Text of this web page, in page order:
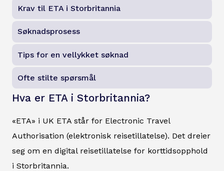
Krav til ETA i Storbritannia
Søknadsprosess
Tips for en vellykket søknad
Ofte stilte spørsmål
Hva er ETA i Storbritannia?
«ETA» i UK ETA står for Electronic Travel
Authorisation (elektronisk reisetillatelse). Det dreier
seg om en digital reisetillatelse for korttidsopphold
i Storbritannia.